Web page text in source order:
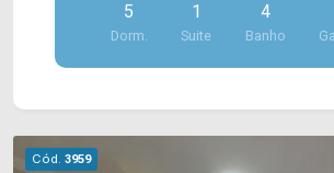
móveis planejados. Casa superior possui 02
quartos, sala Cozinha, lavanderia e
com piscina e churrasqueira; Para maiores
5
Dorm.
1
Suite
4
Banho
Cód. 3959